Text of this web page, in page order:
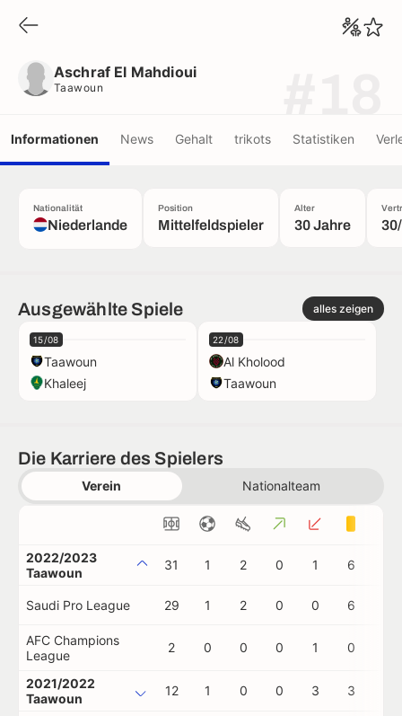
Aschraf El Mahdioui
Taawoun
Informationen News Gehalt trikots Statistiken
Nationalität
Niederlande
Position
Mittelfeldspieler
Alter
30 Jahre
Ausgewählte Spiele alles zeigen
15/08
Taawoun
Khaleej
22/08
Al Kholood
Taawoun
Die Karriere des Spielers
Verein Nationalteam
2022/2023
Taawoun
31 1 2 0 1 6
Saudi Pro League 29 1 2 0 0 6
AFC Champions
League
2 0 0 0 1 0
2021/2022
Taawoun
12 1 0 0 3 3